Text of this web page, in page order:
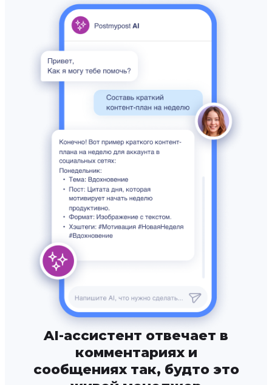
AI-ассистент отвечает в
комментариях и
сообщениях так, будто это